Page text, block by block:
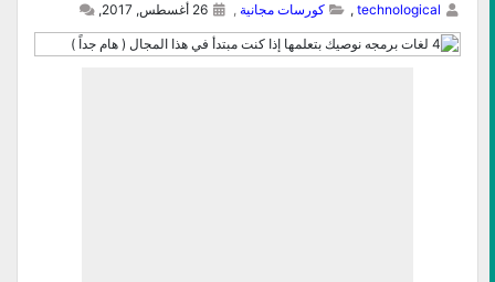
technological
, كورسات مجانية ,